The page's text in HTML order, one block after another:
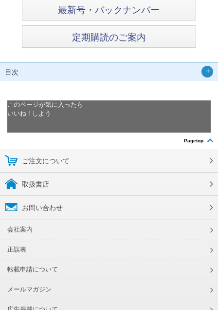
最新号・バックナンバー
定期購読のご案内
目次
このページが気に入ったら
いいね ! しよう
Pagetop
ご注文について
取扱書店
お問い合わせ
会社案内
正誤表
転載申請について
メールマガジン